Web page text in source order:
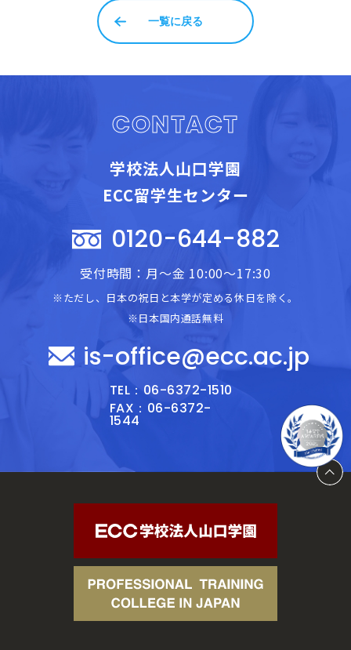
一覧に戻る
CONTACT
学校法人山口学園
ECC留学生センター
0120-644-882
受付時間：月～金 10:00～17:30
※ただし、日本の祝日と本学が定める休日を除く。
※日本国内通話無料
is-office@ecc.ac.jp
TEL：06-6372-1510
FAX：06-6372-
1544